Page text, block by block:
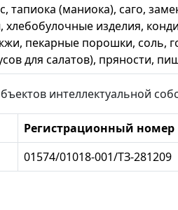
тапиока (маниока), саго,
изделия,
пекарные порошки, соль,
для салатов), пряности,
интеллектуальной
Регистрационный номер
01574/01018-001/ТЗ-281209